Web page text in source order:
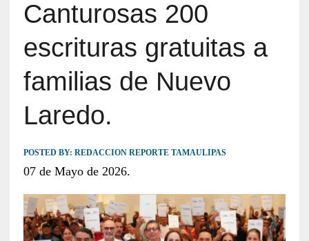
Canturosas 200
escrituras gratuitas a
familias de Nuevo
Laredo.
POSTED BY: REDACCION REPORTE TAMAULIPAS
07 de Mayo de 2026.